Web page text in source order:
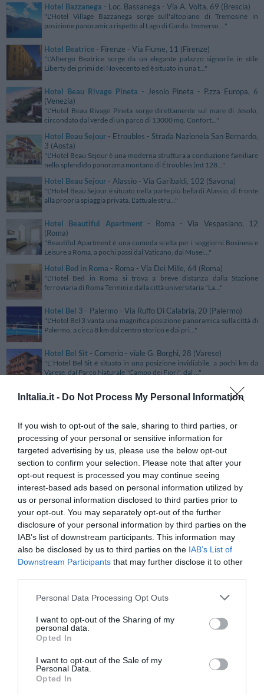
InItalia.it - Do Not Process My Personal Information
If you wish to opt-out of the sale, sharing to third parties, or
processing of your personal or sensitive information for
targeted advertising by us, please use the below opt-out
section to confirm your selection. Please note that after your
opt-out request is processed you may continue seeing
interest-based ads based on personal information utilized by
us or personal information disclosed to third parties prior to
your opt-out. You may separately opt-out of the further
disclosure of your personal information by third parties on the
IAB’s list of downstream participants. This information may
also be disclosed by us to third parties on the IAB’s List of
Downstream Participants that may further disclose it to other
Personal Data Processing Opt Outs
I want to opt-out of the Sharing of my
personal data.
Opted In
I want to opt-out of the Sale of my
Personal Data.
Opted In
Hotel Bazzanega - Loc. Bassanega - Via A. Volta, 69 (Brescia)
"L'Hotel Village Bazzanega sorge sull'altopiano di Tremosine in
posizione panoramica rispetto al Lago di Garda. Immerso ..."
Hotel Beatrice - Firenze - Via Fiume, 11 (Firenze)
"L'Albergo Beatrice sorge da un elegante palazzo signorile in stile
Liberty dei primi del Novecento ed è situato in una t..."
Hotel Beau Rivage Pineta - Jesolo Pineta - P.zza Europa, 6
(Venezia)
"L'Hotel Beau Rivage Pineta sorge direttamente sul mare di Jesolo,
circondato dal verde di un parco di 13000 mq. Confort..."
Hotel Beau Sejour - Etroubles - Strada Nazionela San Bernardo,
3 (Aosta)
"L'Hotel Beau Sejour è una moderna struttura a conduzione familiare
nello splendido panorama montano di Étroubles (mt 128..."
Hotel Beau Sejour - Alassio - Via Garibaldi, 102 (Savona)
"L'Hotel Beau Sejour è situato nella parte più bella di Alassio, di fronte
alla propria spiaggia privata. L'attuale stru..."
Hotel Beautiful Apartment- Roma - Via Vespasiano, 12
(Roma)
"Beautiful Apartment è una comoda scelta per i soggiorni Business e
Leisure a Roma, a pochi passi dal Vaticano, dai Musei..."
Hotel Bed in Roma - Roma - Via Dei Mille, 64 (Roma)
"L'Hotel Bed in Roma si trova a breve distanza dalla Stazione
ferroviaria di Roma Termini e dalla città universitaria "La..."
Hotel Bel 3 - Palermo - Via Ruffo Di Calabria, 20 (Palermo)
"L'Hotel Bel 3 vanta una magnifica posizione panoramica sulla città di
Palermo, a circa 8 km dal centro storico e dai pri..."
Hotel Bel Sit - Comerio - viale G. Borghi, 28 (Varese)
"L´Hotel Bel Sit è situato in una posizione invidiabile, a pochi km da
Varese, dal Parco Naturale "Campo dei Fiori", dal ..."
Hotel Bel Sit- Milano - Via Gallarate, 2 (Milano)
Hotel Bel Soggiorno- Genova - Via Xx Settembre, 19/2
(Genova)
"L’Hotel Bel Soggiorno si trova nel centro storico di Genova a 400 mt
dalla Stazione ferroviaria di Brignole e a breve di..."
Hotel Bel Soggiorno Beauty & Spa - Toscolano Maderno - Via
Roma, 16 (Brescia)
"L’Hotel Bel Soggiorno Beauty & Spa si trova nel cuore di Toscolano
Maderno sulla sponda occidentale del Lago di Garda, i..."
Hotel Bel Sogno- Bellariva - Viale Modena, 11 (Rimini)
"L’Hotel Bel Sogno è situato a 100 metri circa dalla spiaggia ed a soli 20
metri dall’animato Viale Regina Margherita. L..."
"L'Hotel Belfiore, una nuova struttura, sorge in posizione privilegiata
(Verona)
"Bella Italia è un villaggio particolarmente indicato per famiglie per
una vacanza di relax e divertimento. La struttu..."
Hotel Bella Romagna - Casalborsetti - Via Ciceruacchio, 49
(Ravenna)
"L'Hotel Bella Romagna si trova a Ravenna, nella frazione di